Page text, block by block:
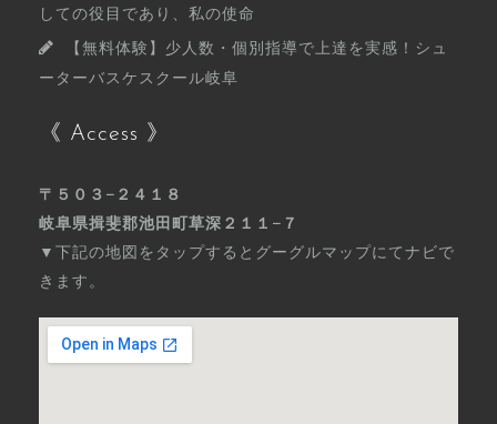
しての役目であり、私の使命
【無料体験】少人数・個別指導で上達を実感！シュ
ーターバスケスクール岐阜
《 Access 》
〒５０３−２４１８
岐阜県揖斐郡池田町草深２１１−７
▼下記の地図をタップするとグーグルマップにてナビで
きます。